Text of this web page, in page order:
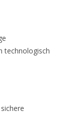
technologisch